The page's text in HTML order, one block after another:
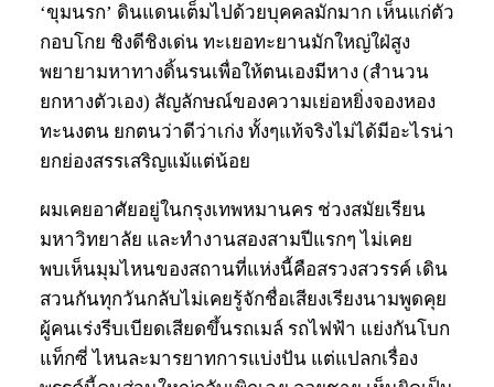
‘ขุมนรก’ ดินแดนเต็มไปด้วยบุคคลมักมาก เห็นแก่ตัว
กอบโกย ชิงดีชิงเด่น ทะเยอทะยานมักใหญ่ใฝ่สูง
พยายามหาทางดิ้นรนเพื่อให้ตนเองมีหาง (สำนวน
ยกหางตัวเอง) สัญลักษณ์ของความเย่อหยิ่งจองหอง
ทะนงตน ยกตนว่าดีว่าเก่ง ทั้งๆแท้จริงไม่ได้มีอะไรน่า
ยกย่องสรรเสริญแม้แต่น้อย
ผมเคยอาศัยอยู่ในกรุงเทพหมานคร ช่วงสมัยเรียน
มหาวิทยาลัย และทำงานสองสามปีแรกๆ ไม่เคย
พบเห็นมุมไหนของสถานที่แห่งนี้คือสรวงสวรรค์ เดิน
สวนกันทุกวันกลับไม่เคยรู้จักชื่อเสียงเรียงนามพูดคุย
ผู้คนเร่งรีบเบียดเสียดขึ้นรถเมล์ รถไฟฟ้า แย่งกันโบก
แท็กซี่ ไหนละมารยาทการแบ่งปัน แต่แปลกเรื่อง